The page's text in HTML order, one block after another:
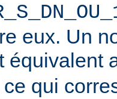
eux. Un
équivalent
ce qui